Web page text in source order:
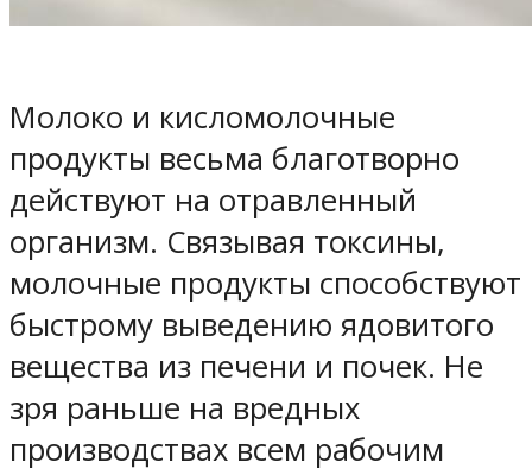
Молоко и кисломолочные
продукты весьма благотворно
действуют на отравленный
организм. Связывая токсины,
молочные продукты способствуют
быстрому выведению ядовитого
вещества из печени и почек. Не
зря раньше на вредных
производствах всем рабочим